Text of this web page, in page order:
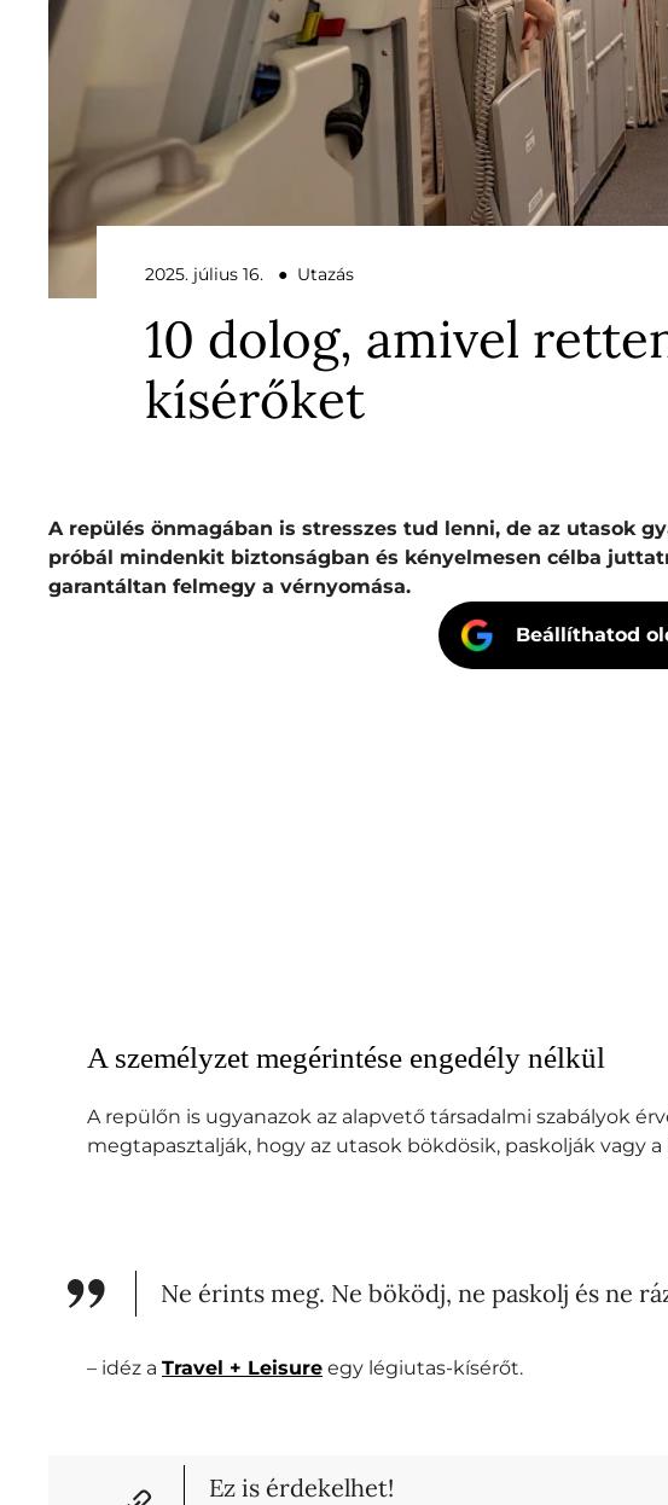
2025. július 16. ● Utazás
10 dolog, amivel
kísérőket
A repülés önmagában is stresszes tud lenni, de az utasok
próbál mindenkit biztonságban és kényelmesen célba
garantáltan felmegy a vérnyomása.
Beállíthatod
A személyzet megérintése engedély nélkül
A repülőn is ugyanazok az alapvető társadalmi szabályok
megtapasztalják, hogy az utasok bökdösik, paskolják vagy
Ne érints meg. Ne böködj, ne paskolj és ne
– idéz a Travel + Leisure egy légiutas-kísérőt.
Ez is érdekelhet!